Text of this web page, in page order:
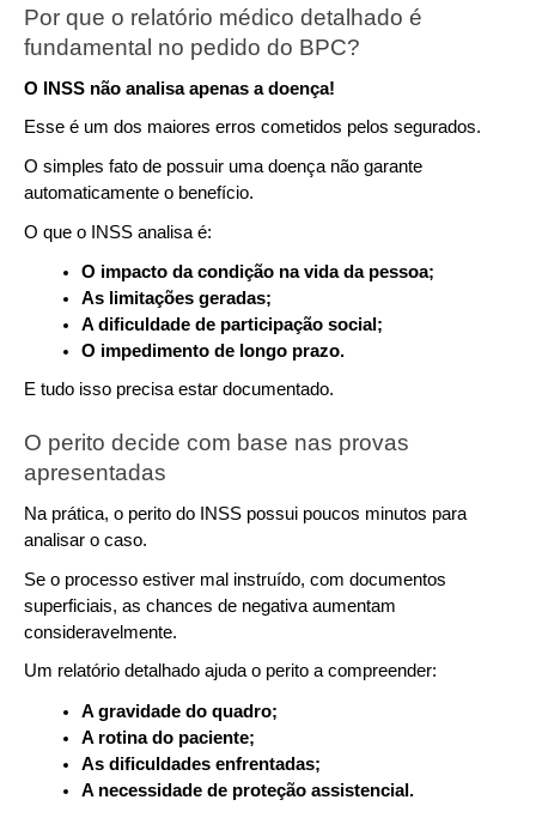
Por que o relatório médico detalhado é
fundamental no pedido do BPC?
O INSS não analisa apenas a doença!
Esse é um dos maiores erros cometidos pelos segurados.
O simples fato de possuir uma doença não garante
automaticamente o benefício.
O que o INSS analisa é:
O impacto da condição na vida da pessoa;
As limitações geradas;
A dificuldade de participação social;
O impedimento de longo prazo.
E tudo isso precisa estar documentado.
O perito decide com base nas provas
apresentadas
Na prática, o perito do INSS possui poucos minutos para
analisar o caso.
Se o processo estiver mal instruído, com documentos
superficiais, as chances de negativa aumentam
consideravelmente.
Um relatório detalhado ajuda o perito a compreender:
A gravidade do quadro;
A rotina do paciente;
As dificuldades enfrentadas;
A necessidade de proteção assistencial.